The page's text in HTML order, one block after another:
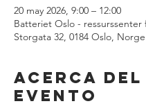
20 may 2026, 9:00 – 12:00
Batteriet Oslo - ressurssenter
Storgata 32, 0184 Oslo, Norge
Acerca del
evento